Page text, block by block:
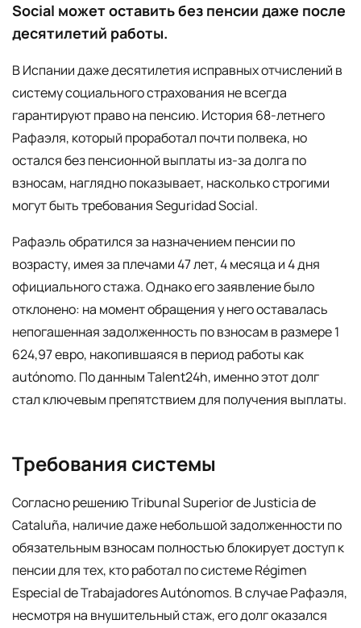
Social может оставить без пенсии даже после
десятилетий работы.
В Испании даже десятилетия исправных отчислений в
систему социального страхования не всегда
гарантируют право на пенсию. История 68-летнего
Рафаэля, который проработал почти полвека, но
остался без пенсионной выплаты из-за долга по
взносам, наглядно показывает, насколько строгими
могут быть требования Seguridad Social.
Рафаэль обратился за назначением пенсии по
возрасту, имея за плечами 47 лет, 4 месяца и 4 дня
официального стажа. Однако его заявление было
отклонено: на момент обращения у него оставалась
непогашенная задолженность по взносам в размере 1
624,97 евро, накопившаяся в период работы как
autónomo. По данным Talent24h, именно этот долг
стал ключевым препятствием для получения выплаты.
Требования системы
Согласно решению Tribunal Superior de Justicia de
Cataluña, наличие даже небольшой задолженности по
обязательным взносам полностью блокирует доступ к
пенсии для тех, кто работал по системе Régimen
Especial de Trabajadores Autónomos. В случае Рафаэля,
несмотря на внушительный стаж, его долг оказался